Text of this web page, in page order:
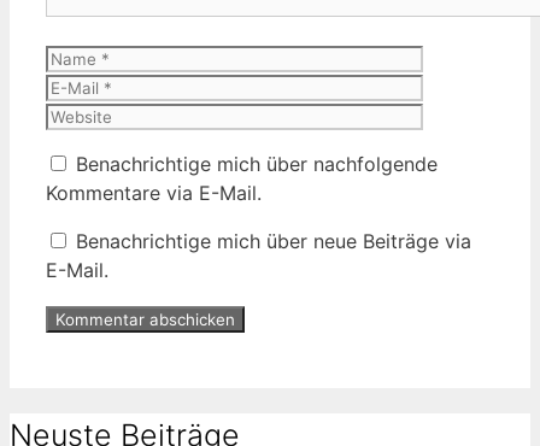
Name
Benachrichtige mich über nachfolgende
Kommentare via E-Mail.
Benachrichtige mich über neue Beiträge via
E-Mail.
Neuste Beiträge